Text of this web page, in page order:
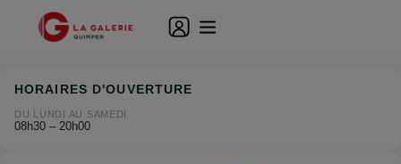
HORAIRES D'OUVERTURE
DU LUNDI AU SAMEDI
08h30 – 20h00